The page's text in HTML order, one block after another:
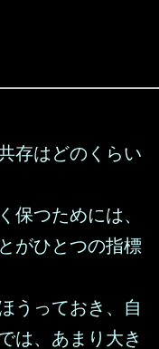
存はどのくらい
保つためには、
がひとつの指標
うっておき、自
は、あまり大き